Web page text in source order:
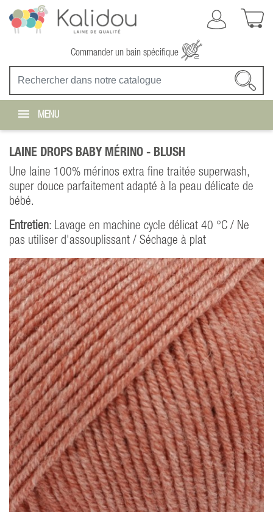
Commander un bain spécifique
MENU
LAINE DROPS BABY MÉRINO - BLUSH
Une laine 100% mérinos extra fine traitée superwash,
super douce parfaitement adapté à la peau délicate de
bébé.
Entretien: Lavage en machine cycle délicat 40 °C / Ne
pas utiliser d'assouplissant / Séchage à plat